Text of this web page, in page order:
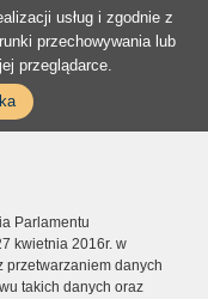
usług i zgodnie z
przechowywania lub
przeglądarce.
Parlamentu
kwietnia 2016r. w
przetwarzaniem danych
takich danych oraz